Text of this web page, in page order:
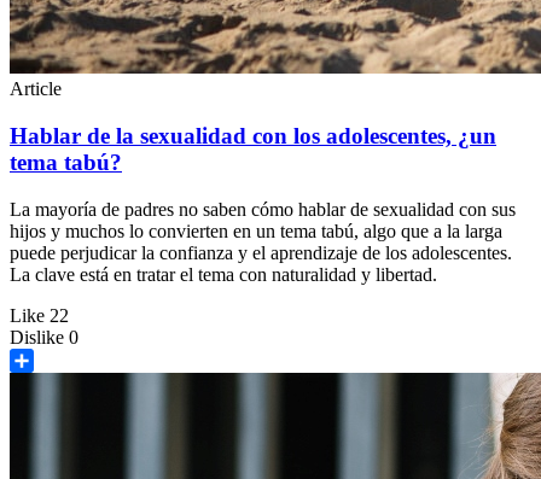
Article
Hablar de la sexualidad con los adolescentes, ¿un
tema tabú?
La mayoría de padres no saben cómo hablar de sexualidad con sus
hijos y muchos lo convierten en un tema tabú, algo que a la larga
puede perjudicar la confianza y el aprendizaje de los adolescentes.
La clave está en tratar el tema con naturalidad y libertad.
Like 22
Dislike 0